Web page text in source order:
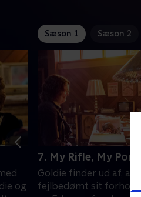
Sæson 1 Sæson 2
og
7. My Rifle, My
Goldie finder ud af, at
fejlbedømt sit forhold